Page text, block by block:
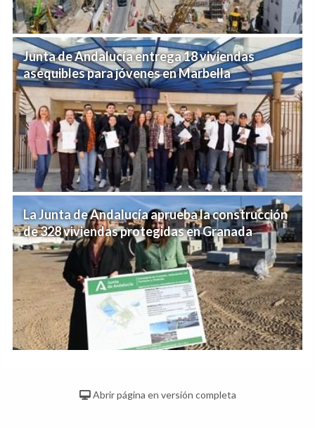
Junta de Andalucía entrega 18 viviendas
asequibles para jóvenes en Marbella
La Junta de Andalucía aprueba la construcción
de 328 viviendas protegidas en Granada
Abrir página en versión completa